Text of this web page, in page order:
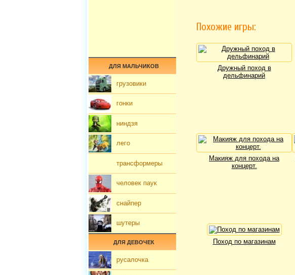
Похожие игры:
Дружный поход в
дельфинарий
Mакияж для похода на
концерт.
Поход по магазинам
ДЛЯ МАЛЬЧИКОВ
грузовики
гонки
ниндзя
лего
трансформеры
человек паук
снайпер
шутеры
ДЛЯ ДЕВОЧЕК
русалочка